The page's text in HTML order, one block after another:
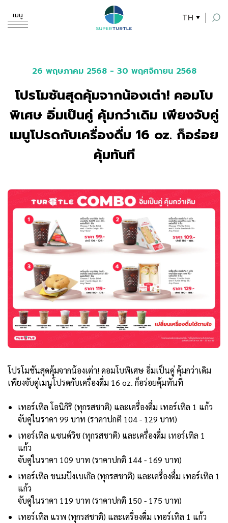
เมนู TH
26 พฤษภาคม 2568 - 30 พฤศจิกายน 2568
โปรโมชันสุดคุ้มจากน้องเต่า! คอมโบ
พิเศษ อิ่มเป็นคู่ คุ้มกว่าเดิม เพียงจับคู่
เมนูโปรดกับเครื่องดื่ม 16 oz. ก็อร่อย
คุ้มทันที
โปรโมชันสุดคุ้มจากน้องเต่า! คอมโบพิเศษ อิ่มเป็นคู่ คุ้มกว่าเดิม
เพียงจับคู่เมนูโปรดกับเครื่องดื่ม 16 oz. ก็อร่อยคุ้มทันที
เทอร์เทิล โอนิกิริ (ทุกรสชาติ) และเครื่องดื่ม เทอร์เทิล 1 แก้ว
จับคู่ในราคา 99 บาท (ราคาปกติ 104 - 129 บาท)
เทอร์เทิล แซนด์วิช (ทุกรสชาติ) และเครื่องดื่ม เทอร์เทิล 1
แก้ว
จับคู่ในราคา 109 บาท (ราคาปกติ 144 - 169 บาท)
เทอร์เทิล ขนมปังเบเกิล (ทุกรสชาติ) และเครื่องดื่ม เทอร์เทิล 1
แก้ว
จับคู่ในราคา 119 บาท (ราคาปกติ 150 - 175 บาท)
เทอร์เทิล แรพ (ทุกรสชาติ) และเครื่องดื่ม เทอร์เทิล 1 แก้ว